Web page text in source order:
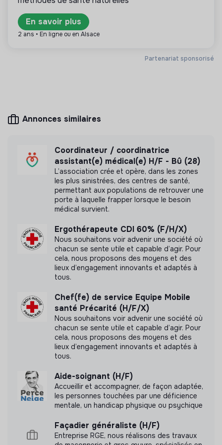
CE QUE NOUS VOUS PROPOSONS
Horaires de jour
💸 Rémunération: selon la CCN 66, avec reprise
d’ancienneté et prime SEGUR. Fourchette indicative :
405 € à 2 878 € brut mensuels (entre 5 et 14 ans
d’ancienneté), ajustable selon le profil et l’expérience.
🌈 Avantages: Mutuelle prise en charge à 100% par
💡 VOS MISSIONS :
Dispenser les soins adaptés aux résidents accueillis,
conformément aux objectifs de réadaptation
déterminés en lien avec l’équipe médicale.
Accompagner les résidents dans leur confort au
quotidien, le développement de leur autonomie et
leur projet de vie.
Analyser la posture des résidents et préconiser le
positionnement au fauteuil et au lit.
Préconiser, sélectionner ou réaliser des adaptations
en fonction des besoins des résidents.
nécessaire et développer leurs capacités d’accès à
la domotique.
Collaborer avec les résidents, l’équipe
pluridisciplinaire, les prestataires, et assurer le lien
avec les familles.
Participer aux réunions pluridisciplinaires, notamment
Fondation Perce Neige n'a pas encore transmis
de mesure d'impact
Cette structure n'a pas souhaité nous
communiquer les labels ou certifications qu'elle a
pu obtenir.
Documents
N'a pas encore communiqué de documents de
transparence
Partenariat sponsorisé
En savoir plus
2 ans • En ligne ou en Alsace
Annonces similaires
Coordinateur / coordinatrice
assistant(e) médical(e) H/F - Bû (28)
L’association crée et opère, dans les zones
les plus sinistrées, des centres de santé,
permettant aux populations de retrouver une
porte à laquelle frapper lorsque le besoin
médical survient.
Ergothérapeute CDI 60% (F/H/X)
Nous souhaitons voir advenir une société où
chacun se sente utile et capable d’agir. Pour
cela, nous proposons des moyens et des
lieux d’engagement innovants et adaptés à
tous.
Chef(fe) de service Equipe Mobile
santé Précarité (H/F/X)
Nous souhaitons voir advenir une société où
chacun se sente utile et capable d’agir. Pour
cela, nous proposons des moyens et des
lieux d’engagement innovants et adaptés à
tous.
Aide-soignant (H/F)
Accueillir et accompagner, de façon adaptée,
les personnes touchées par une déficience
mentale, un handicap physique ou psychique
Façadier généraliste (H/F)
Entreprise RGE, nous réalisons des travaux